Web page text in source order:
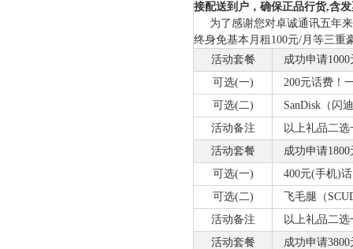
接配送到户，确保正品行货,含
为了感谢您对卓诚通讯五年来
终身免基本月租100元/月等三重
活动套餐
成功申请1000
可选(一)
200元话费！
可选(二)
SanDisk（闪
活动备注
以上礼品二选
活动套餐
成功申请1800
可选(一)
400元(手机)
可选(二)
飞毛腿（
活动备注
以上礼品二选
活动套餐
成功申请3800